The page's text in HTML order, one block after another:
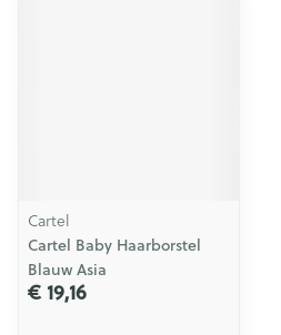
Cartel
Cartel Baby Haarborstel
Blauw Asia
€ 19,16